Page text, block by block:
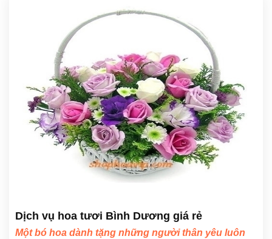
Dịch vụ hoa tươi Bình Dương giá rẻ
Một bó hoa dành tặng những người thân yêu luôn